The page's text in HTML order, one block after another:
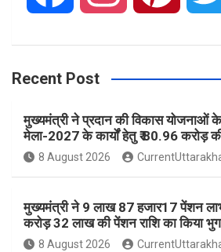
c
e
b
o
s
t
a
g
n
t
e
r
Recent Post
मुख्यमंत्री ने प्रदान की विकास योजनाओं
मेला-2027 के कार्यों हेतु ₹ 80.96 करोड़ की
8 August 2026
मुख्यमंत्री ने 9 लाख 87 हजार17 पेंशन
करोड़ 32 लाख की पेंशन राशि का किया
8 August 2026